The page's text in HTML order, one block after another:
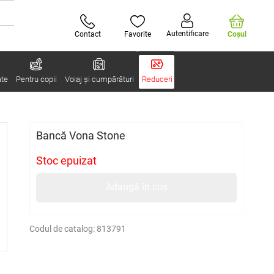
Contact Favorite Autentificare Coşul
Pentru copii Voiaj și cumpărături Reduceri
Bancă Vona Stone
Stoc epuizat
Codul de catalog: 813791